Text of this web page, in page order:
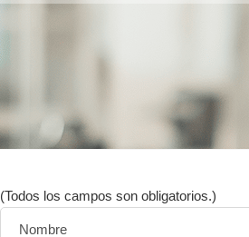
(Todos los campos son obligatorios.)